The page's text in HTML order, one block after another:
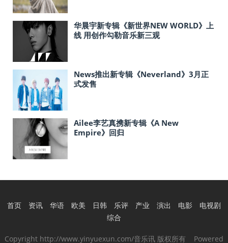
华晨宇新专辑《新世界NEW WORLD》上
线 用创作勾勒音乐新三观
News推出新专辑《Neverland》3月正
式发售
Ailee李艺真携新专辑《A New
Empire》回归
首页 资讯 华语 欧美 日韩 乐评 产业 演出 电影
电视剧
综合
Copyright http://www.yinyuexun.com/音乐讯 版权所有 Powered